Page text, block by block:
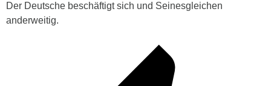
Der Deutsche beschäftigt sich und Seinesgleichen
anderweitig.